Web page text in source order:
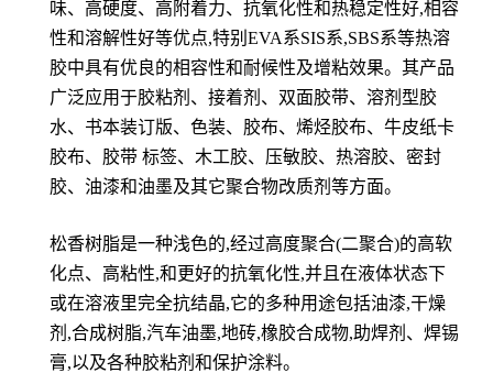
味、高硬度、高附着力、抗氧化性和热稳定性好,相容
性和溶解性好等优点,特别EVA系SIS系,SBS系等热溶
胶中具有优良的相容性和耐候性及增粘效果。其产品
广泛应用于胶粘剂、接着剂、双面胶带、溶剂型胶
水、书本装订版、色装、胶布、烯烃胶布、牛皮纸卡
胶布、胶带 标签、木工胶、压敏胶、热溶胶、密封
胶、油漆和油墨及其它聚合物改质剂等方面。
松香树脂是一种浅色的,经过高度聚合(二聚合)的高软
化点、高粘性,和更好的抗氧化性,并且在液体状态下
或在溶液里完全抗结晶,它的多种用途包括油漆,干燥
剂,合成树脂,汽车油墨,地砖,橡胶合成物,助焊剂、焊锡
膏,以及各种胶粘剂和保护涂料。